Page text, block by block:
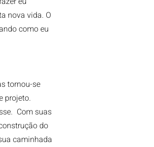
nova vida. O
como eu
tornou-se
projeto.
Com suas
do
caminhada